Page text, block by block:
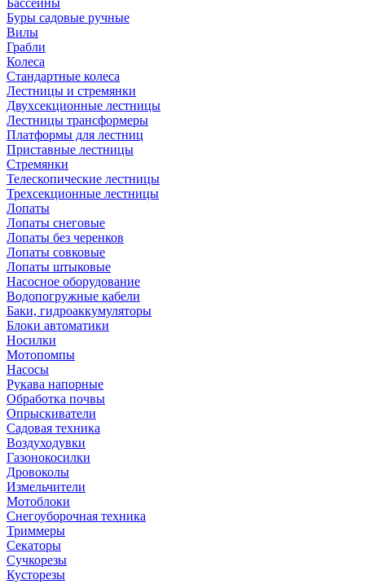
Бассейны
Буры садовые ручные
Вилы
Грабли
Колеса
Стандартные колеса
Лестницы и стремянки
Двухсекционные лестницы
Лестницы трансформеры
Платформы для лестниц
Приставные лестницы
Стремянки
Телескопические лестницы
Трехсекционные лестницы
Лопаты
Лопаты снеговые
Лопаты без черенков
Лопаты совковые
Лопаты штыковые
Насосное оборудование
Водопогружные кабели
Баки, гидроаккумуляторы
Блоки автоматики
Носилки
Мотопомпы
Насосы
Рукава напорные
Обработка почвы
Опрыскиватели
Садовая техника
Воздуходувки
Газонокосилки
Дровоколы
Измельчители
Мотоблоки
Снегоуборочная техника
Триммеры
Секаторы
Сучкорезы
Кусторезы